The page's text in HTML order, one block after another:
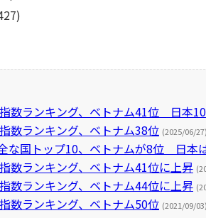
数ランキング、ベトナム41位 日本
数ランキング、ベトナム38位 (2025/06/27)
な国トップ10、ベトナムが8位 日本
数ランキング、ベトナム41位に上昇
数ランキング、ベトナム44位に上昇
数ランキング、ベトナム50位 (2021/09/03)